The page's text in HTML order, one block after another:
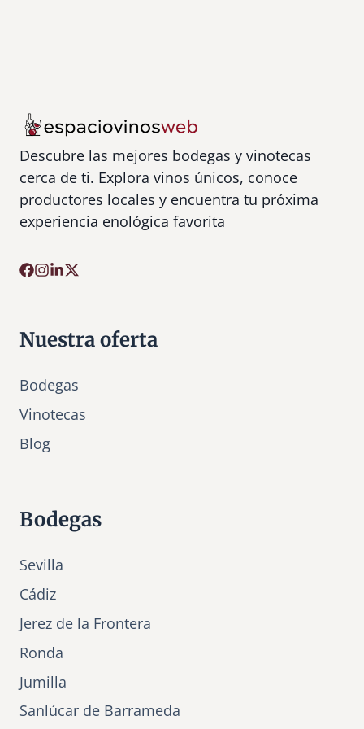
Descubre las mejores bodegas y vinotecas
cerca de ti. Explora vinos únicos, conoce
productores locales y encuentra tu próxima
experiencia enológica favorita
Nuestra oferta
Bodegas
Vinotecas
Blog
Bodegas
Sevilla
Cádiz
Jerez de la Frontera
Ronda
Jumilla
Sanlúcar de Barrameda